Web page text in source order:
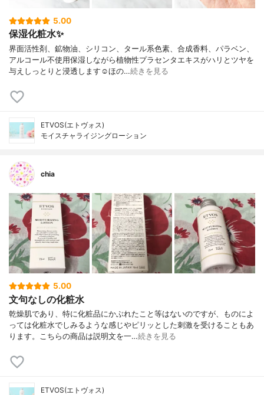
5.00
保湿化粧水✨
界面活性剤、鉱物油、シリコン、タール系色素、合成香料、パラベン、
アルコール不使用保湿しながら植物性プラセンタエキスがハリとツヤを
与えしっとりと浸透します☺︎ほの…続きを見る
ETVOS(エトヴォス)
モイスチャライジングローション
chia
5.00
文句なしの化粧水
乾燥肌であり、特に化粧品にかぶれたこと等はないのですが、ものによ
っては化粧水でしみるような感じやピリッとした刺激を受けることもあ
ります。こちらの商品は説明文を一…続きを見る
ETVOS(エトヴォス)